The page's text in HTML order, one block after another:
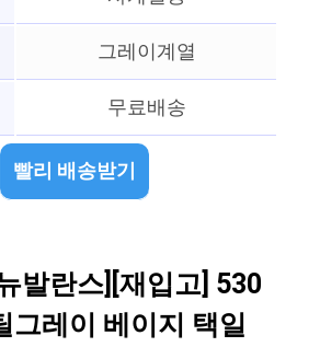
그레이계열
무료배송
빨리 배송받기
발란스][재입고] 530
그레이 베이지 택일